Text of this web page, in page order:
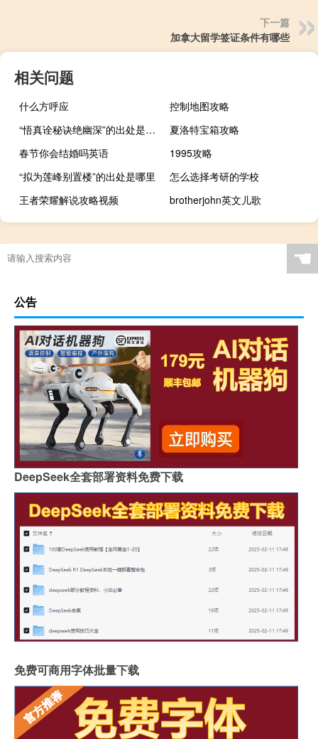
下一篇
加拿大留学签证条件有哪些
相关问题
什么方呼应
控制地图攻略
“悟真诠秘诀绝幽深”的出处是哪里
夏洛特宝箱攻略
春节你会结婚吗英语
1995攻略
“拟为莲峰别置楼”的出处是哪里
怎么选择考研的学校
王者荣耀解说攻略视频
brotherjohn英文儿歌
☚
公告
DeepSeek全套部署资料免费下载
免费可商用字体批量下载